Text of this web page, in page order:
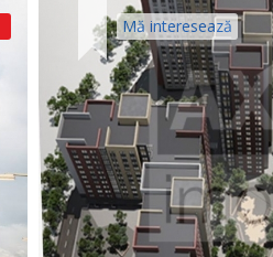
Mă interesează